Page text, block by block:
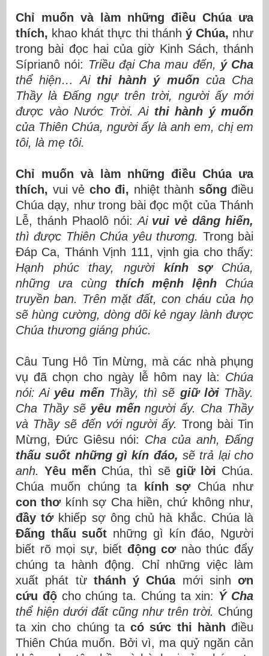
Chỉ muốn và làm những điều Chúa ưa
thích, khao khát thực thi thánh ý Chúa, như
trong bài đọc hai của giờ Kinh Sách, thánh
Síprianô nói: Triều đại Cha mau đến, ý Cha
thể hiện… Ai thi hành ý muốncủa Cha
Thầy là Đấng ngự trên trời, người ấy mới
được vào Nước Trời. Ai thi hành ý muốn
của Thiên Chúa, người ấy là anh em, chị em
tôi, là mẹ tôi.
Chỉ muốn và làm những điều Chúa ưa
thích, vui vẻ cho đi, nhiệt thành sống điều
Chúa dạy, như trong bài đọc một của Thánh
Lễ, thánh Phaolô nói:Ai vui vẻ dâng hiến,
thì được Thiên Chúa yêu thương. Trong bài
Đáp Ca, Thánh Vịnh 111, vịnh gia cho thấy:
Hạnh phúc thay, người kính sợChúa,
những ưa cùng thích mệnh lệnh Chúa
truyền ban. Trên mặt đất, con cháu của họ
sẽ hùng cường, dòng dõi kẻ ngay lành được
Chúa thương giáng phúc.
Câu Tung Hô Tin Mừng, mà các nhà phụng
vụ đã chọn cho ngày lễ hôm nay là: Chúa
nói: Ai yêu mếnThầy, thì sẽ giữ lờiThầy.
Cha Thầy sẽ yêu mếnngười ấy. Cha Thầy
và Thầy sẽ đến với người ấy.Trong bài Tin
Mừng, Đức Giêsu nói: Cha của anh, Đấng
thấu suốt những gì kín đáo, sẽ trả lại cho
anh. Yêu mến Chúa, thì sẽ giữ lời Chúa.
Chúa muốn chúng ta
kính sợChúa như
con thơkính sợ Cha hiền, chứ không như,
đầy tớkhiếp sợ ông chủ hà khắc. Chúa là
Đấng thấu suốt những gì kín đáo, Người
biết rõ mọi sự, biết động cơnào thúc đẩy
chúng ta hành động. Chỉ những việc làm
xuất phát từ thánh ý Chúamới sinh ơn
cứu độcho chúng ta. Chúng ta xin: Ý Cha
thể hiện dưới đất cũng như trên trời. Chúng
ta xin cho chúng tacó sức thi hành điều
Thiên Chúa muốn. Bởi vì, ma quỷ ngăn cản